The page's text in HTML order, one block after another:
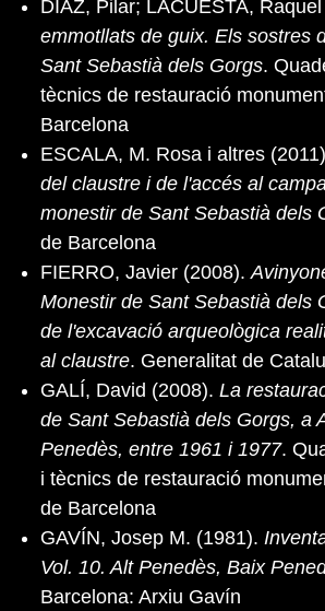
DÍAZ, Pilar; LACUESTA,
emmotllats de guix. Els sostres
Sant Sebastià dels Gorgs.
tècnics de restauració
Barcelona
ESCALA, M. Rosa i altres
del claustre i de l'accés al
monestir de Sant Sebastià dels
de Barcelona
FIERRO, Javier (2008).
Monestir de Sant Sebastià dels
de l'excavació arqueològica
al claustre. Generalitat de
GALÍ, David (2008). La
de Sant Sebastià dels Gorgs, a
Penedès, entre 1961 i 1977.
i tècnics de restauració
de Barcelona
GAVÍN, Josep M. (1981).
Vol. 10. Alt Penedès, Baix
Barcelona: Arxiu Gavín